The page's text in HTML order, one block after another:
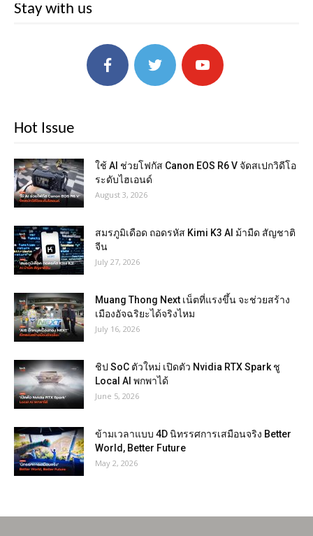
Stay with us
Hot Issue
ใช้ AI ช่วยโฟกัส Canon EOS R6 V จัดสเปกวิดีโอ
ระดับไฮเอนด์
August 3, 2026
สมรภูมิเดือด ถอดรหัส Kimi K3 AI ม้ามืด สัญชาติ
จีน
July 27, 2026
Muang Thong Next เน็ตที่แรงขึ้น จะช่วยสร้าง
เมืองอัจฉริยะได้จริงไหม
July 16, 2026
ชิป SoC ตัวใหม่ เปิดตัว Nvidia RTX Spark ชู
Local AI พกพาได้
June 5, 2026
ข้ามเวลาแบบ 4D นิทรรศการเสมือนจริง Better
World, Better Future
May 2, 2026